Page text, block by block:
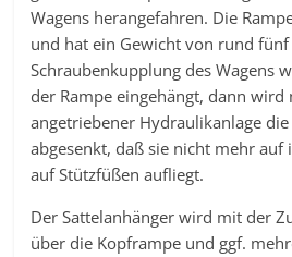
Wagens herangefahren. Die
und hat ein Gewicht von rund fünf
Schraubenkupplung des Wagens
der Rampe eingehängt, dann wird
angetriebener Hydraulikanlage
abgesenkt, daß sie nicht mehr auf
auf Stützfüßen aufliegt.
Der Sattelanhänger wird mit der
über die Kopframpe und ggf.